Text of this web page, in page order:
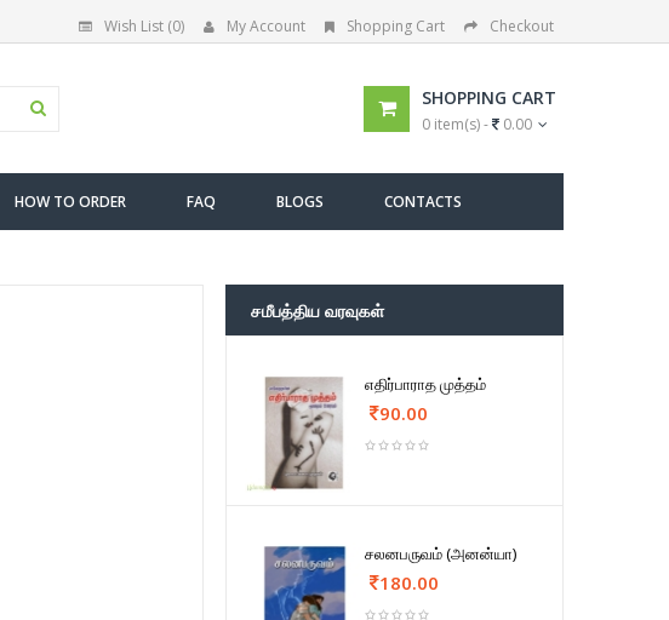
Wish List (0) My Account Shopping Cart Checkout
SHOPPING CART
0 item(s) - 0.00
HOW TO ORDER FAQ BLOGS CONTACTS
சமீபத்திய வரவுகள்
எதிர்பாராத முத்தம்
90.00
சலனபருவம் (அனன்யா)
180.00